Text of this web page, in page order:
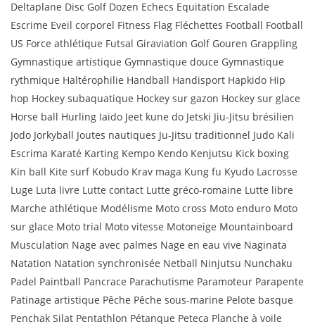
Deltaplane Disc Golf Dozen Echecs Equitation Escalade
Escrime Eveil corporel Fitness Flag Fléchettes Football Football
US Force athlétique Futsal Giraviation Golf Gouren Grappling
Gymnastique artistique Gymnastique douce Gymnastique
rythmique Haltérophilie Handball Handisport Hapkido Hip
hop Hockey subaquatique Hockey sur gazon Hockey sur glace
Horse ball Hurling Iaïdo Jeet kune do Jetski Jiu-Jitsu brésilien
Jodo Jorkyball Joutes nautiques Ju-Jitsu traditionnel Judo Kali
Escrima Karaté Karting Kempo Kendo Kenjutsu Kick boxing
Kin ball Kite surf Kobudo Krav maga Kung fu Kyudo Lacrosse
Luge Luta livre Lutte contact Lutte gréco-romaine Lutte libre
Marche athlétique Modélisme Moto cross Moto enduro Moto
sur glace Moto trial Moto vitesse Motoneige Mountainboard
Musculation Nage avec palmes Nage en eau vive Naginata
Natation Natation synchronisée Netball Ninjutsu Nunchaku
Padel Paintball Pancrace Parachutisme Paramoteur Parapente
Patinage artistique Pêche Pêche sous-marine Pelote basque
Penchak Silat Pentathlon Pétanque Peteca Planche à voile